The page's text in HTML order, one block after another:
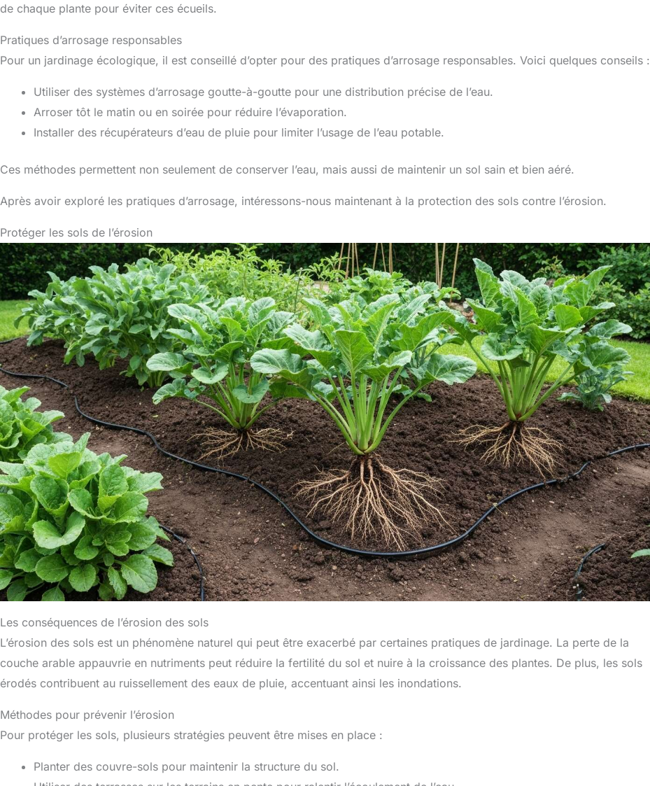
de chaque plante pour éviter ces écueils.
Pratiques d’arrosage responsables
Pour un jardinage écologique, il est conseillé d’opter pour des pratiques d’arrosage responsables. Voici quelques conseils :
Utiliser des systèmes d’arrosage goutte-à-goutte pour une distribution précise de l’eau.
Arroser tôt le matin ou en soirée pour réduire l’évaporation.
Installer des récupérateurs d’eau de pluie pour limiter l’usage de l’eau potable.
Ces méthodes permettent non seulement de conserver l’eau, mais aussi de maintenir un sol sain et bien aéré.
Après avoir exploré les pratiques d’arrosage, intéressons-nous maintenant à la protection des sols contre l’érosion.
Protéger les sols de l’érosion
Les conséquences de l’érosion des sols
L’érosion des sols est un phénomène naturel qui peut être exacerbé par certaines pratiques de jardinage. La perte de la
couche arable appauvrie en nutriments peut réduire la fertilité du sol et nuire à la croissance des plantes. De plus, les sols
érodés contribuent au ruissellement des eaux de pluie, accentuant ainsi les inondations.
Méthodes pour prévenir l’érosion
Pour protéger les sols, plusieurs stratégies peuvent être mises en place :
Planter des couvre-sols pour maintenir la structure du sol.